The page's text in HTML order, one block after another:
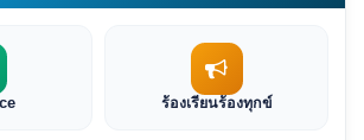
ร้องเรียนร้องทุกข์